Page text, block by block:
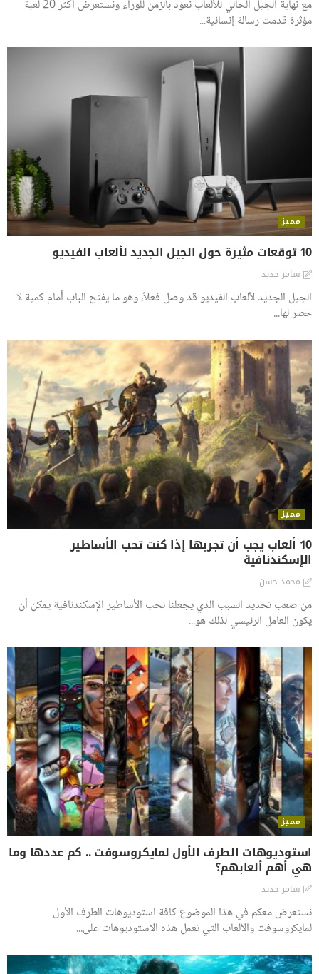
مع نهاية الجيل الحالي للألعاب نعود بالزمن للوراء ونستعرض أكثر 20 لعبة
مؤثرة قدمت رسالة إنسانية...
مميز
10 توقعات مثيرة حول الجيل الجديد لألعاب الفيديو
سامر حديد
الجيل الجديد لألعاب الفيديو قد وصل فعلاً، وهو ما يفتح الباب أمام كمية لا
حصر لها...
مميز
10 ألعاب يجب أن تجربها إذا كنت تحب الأساطير
الإسكندنافية
محمد حسن
من صعب تحديد السبب الذي يجعلنا نحب الأساطير الإسكندنافية يمكن أن
يكون العامل الرئيسي لذلك هو...
مميز
استوديوهات الطرف الأول لمايكروسوفت .. كم عددها وما
هي أهم ألعابهم؟
سامر حديد
نستعرض معكم في هذا الموضوع كافة استوديوهات الطرف الأول
لمايكروسوفت والألعاب التي تعمل هذه الاستوديوهات على...